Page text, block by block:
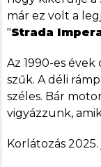
már ez volt a
"Strada
Az 1990-es
szűk. A déli
széles. Bár
vigyázzunk,
Korlátozás